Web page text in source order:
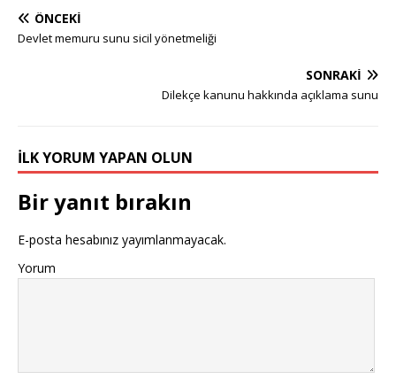
ÖNCEKI
Devlet memuru sunu sicil yönetmeliği
SONRAKI
Dilekçe kanunu hakkında açıklama sunu
İLK YORUM YAPAN OLUN
Bir yanıt bırakın
E-posta hesabınız yayımlanmayacak.
Yorum